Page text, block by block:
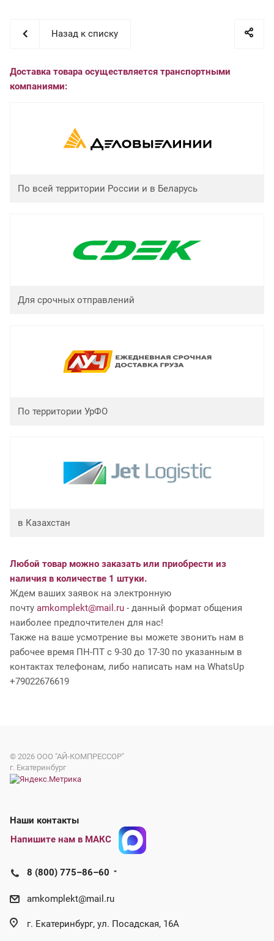
Назад к списку
Доставка товара осуществляется транспортными
компаниями:
По всей территории России и в Беларусь
Для срочных отправлений
По территории УрФО
в Казахстан
Любой товар можно заказать или приобрести из
наличия в количестве 1 штуки.
Ждем ваших заявок на электронную
почту amkomplekt@mail.ru - данный формат общения
наиболее предпочтителен для нас!
Также на ваше усмотрение вы можете звонить нам в
рабочее время ПН-ПТ с 9-30 до 17-30 по указанным в
контактах телефонам, либо написать нам на WhatsUp
+79022676619
© 2026 ООО "АЙ-КОМПРЕССОР"
г. Екатеринбург
Наши контакты
Напишите нам в МАКС
8 (800) 775–86–60
amkomplekt@mail.ru
г. Екатеринбург, ул. Посадская, 16А